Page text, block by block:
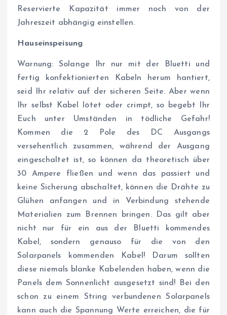
Reservierte Kapazität immer noch von der
Jahreszeit abhängig einstellen.
Hauseinspeisung
Warnung: Solange Ihr nur mit der Bluetti und
fertig konfektionierten Kabeln herum hantiert,
seid Ihr relativ auf der sicheren Seite. Aber wenn
Ihr selbst Kabel lötet oder crimpt, so begebt Ihr
Euch unter Umständen in tödliche Gefahr!
Kommen die 2 Pole des DC Ausgangs
versehentlich zusammen, während der Ausgang
eingeschaltet ist, so können da theoretisch über
30 Ampere fließen und wenn das passiert und
keine Sicherung abschaltet, können die Drähte zu
Glühen anfangen und in Verbindung stehende
Materialien zum Brennen bringen. Das gilt aber
nicht nur für ein aus der Bluetti kommendes
Kabel, sondern genauso für die von den
Solarpanels kommenden Kabel! Darum sollten
diese niemals blanke Kabelenden haben, wenn die
Panels dem Sonnenlicht ausgesetzt sind! Bei den
schon zu einem String verbundenen Solarpanels
kann auch die Spannung Werte erreichen, die für